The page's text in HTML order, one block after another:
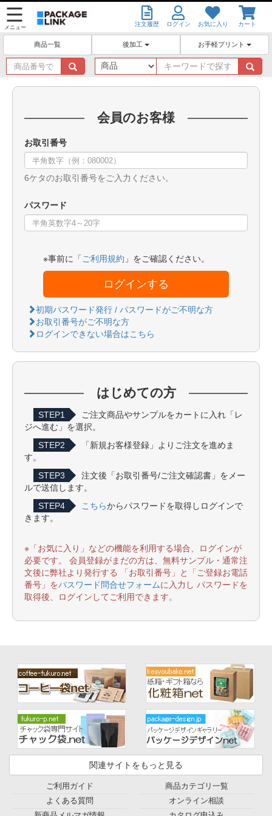
メニュー 注文履歴 ログイン お気に入り カート
商品一覧 後加工 お手軽プリント
商
品
番
キ
ー
ワ
会員のお客様
お取引番号
6ケタのお取引番号をご入力ください。
パスワード
※事前に「 ご利用規約 」をご確認ください。
ログインする
初期パスワード発行 / パスワードがご不明な方
お取引番号がご不明な方
ログインできない場合はこちら
はじめての方
STEP1
ご注文商品やサンプルをカートに入れ「レ
ジへ進む」を選択。
STEP2
「新規お客様登録」よりご注文を進めま
す。
STEP3
注文後「お取引番号/ご注文確認書」をメー
ルで送信します。
STEP4
こちらからパスワードを取得しログインで
きます。
※「お気に入り」などの機能を利用する場合、ログインが
必要です。 会員登録がまだの方は、無料サンプル・通常注
文後に弊社より発行する 「お取引番号」と「ご登録お電話
番号」をパスワード問合せフォームに入力し パスワードを
取得後、ログインしてご利用できます。
関連サイトをもっと見る
ご利用ガイド
よくある質問
商品カテゴリ一覧
オンライン相談